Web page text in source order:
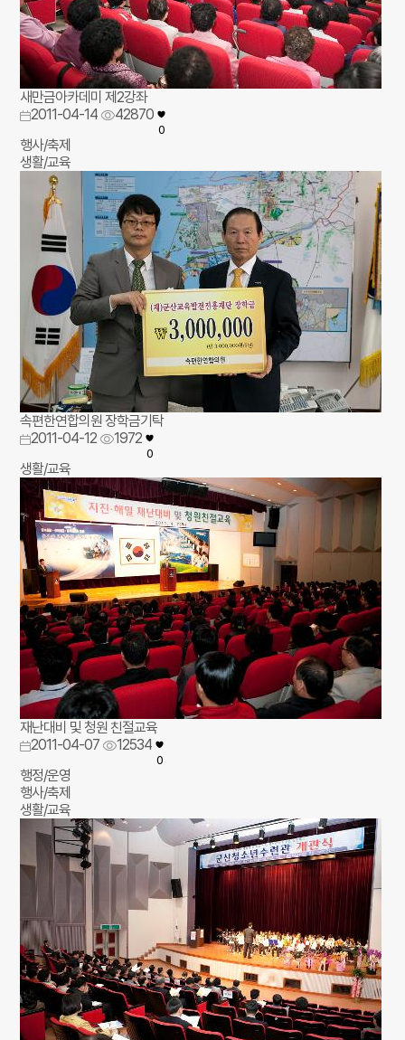
새만금아카데미 제2강좌
2011-04-14
42870
0
행사/축제
생활/교육
속편한연합의원 장학금기탁
2011-04-12
1972
0
생활/교육
재난대비 및 청원 친절교육
2011-04-07
12534
0
행정/운영
행사/축제
생활/교육